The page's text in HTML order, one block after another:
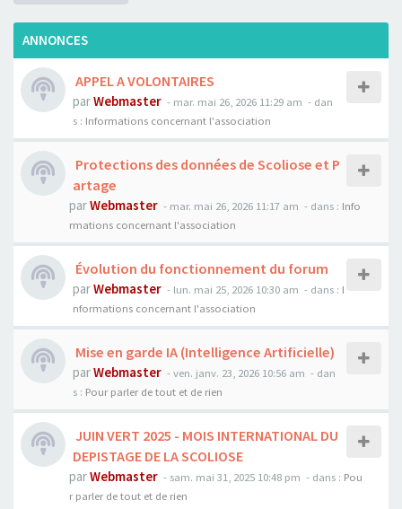
ANNONCES
APPEL A VOLONTAIRES
parWebmaster - mar. mai 26, 2026 11:29 am - dan
s : Informations concernant l'association
Protections des données de Scoliose et P
artage
parWebmaster - mar. mai 26, 2026 11:17 am - dans : Info
rmations concernant l'association
Évolution du fonctionnement du forum
parWebmaster - lun. mai 25, 2026 10:30 am - dans : I
nformations concernant l'association
Mise en garde IA (Intelligence Artificielle)
parWebmaster - ven. janv. 23, 2026 10:56 am - dan
s : Pour parler de tout et de rien
JUIN VERT 2025 - MOIS INTERNATIONAL DU
DEPISTAGE DE LA SCOLIOSE
parWebmaster - sam. mai 31, 2025 10:48 pm - dans : Pou
r parler de tout et de rien